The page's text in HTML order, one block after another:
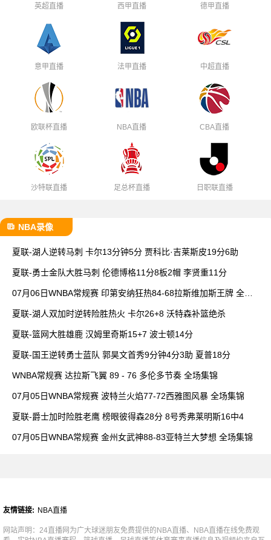
英超直播 西甲直播 德甲直播
意甲直播 法甲直播 中超直播
欧联杯直播 NBA直播 CBA直播
沙特联直播 足总杯直播 日职联直播
NBA录像
夏联-湖人逆转马刺 卡尔13分钟5分 贾科比·吉莱斯皮19分6助
夏联-勇士金队大胜马刺 伦德博格11分8板2帽 李贤重11分
07月06日WNBA常规赛 印第安纳狂热84-68拉斯维加斯王牌 全场
夏联-湖人双加时逆转险胜热火 卡尔26+8 沃特森补篮绝杀
夏联-篮网大胜雄鹿 汉姆里奇斯15+7 波士顿14分
夏联-国王逆转勇士蓝队 郭昊文首秀9分钟4分3助 夏普18分
WNBA常规赛 达拉斯飞翼 89 - 76 多伦多节奏 全场集锦
07月05日WNBA常规赛 波特兰火焰77-72西雅图风暴 全场集锦
夏联-爵士加时险胜老鹰 榜眼彼得森28分 8号秀弗莱明斯16中4
07月05日WNBA常规赛 金州女武神88-83亚特兰大梦想 全场集锦
友情链接: NBA直播
网站声明：24直播网为广大球迷朋友免费提供的NBA直播、NBA直播在线免费观